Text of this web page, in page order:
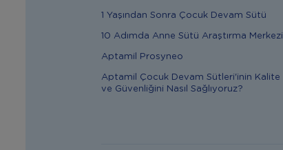
1 Yaşından Sonra Çocuk Devam Sütü
10 Adımda Anne Sütü Araştırma Merkezi
Aptamil Prosyneo
Aptamil Çocuk Devam Sütleri'inin Kalite
ve Güvenliğini Nasıl Sağlıyoruz?